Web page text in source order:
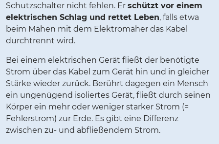
Schutzschalter nicht fehlen. Er schützt vor einem
elektrischen Schlag und rettet Leben, falls etwa
beim Mähen mit dem Elektromäher das Kabel
durchtrennt wird.
Bei einem elektrischen Gerät fließt der benötigte
Strom über das Kabel zum Gerät hin und in gleicher
Stärke wieder zurück. Berührt dagegen ein Mensch
ein ungenügend isoliertes Gerät, fließt durch seinen
Körper ein mehr oder weniger starker Strom (=
Fehlerstrom) zur Erde. Es gibt eine Differenz
zwischen zu- und abfließendem Strom.